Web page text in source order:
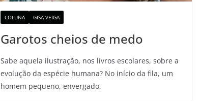
COLUNA GISA VEIGA
Garotos cheios de medo
Sabe aquela ilustração, nos livros escolares, sobre a
evolução da espécie humana? No início da fila, um
homem pequeno, envergado,